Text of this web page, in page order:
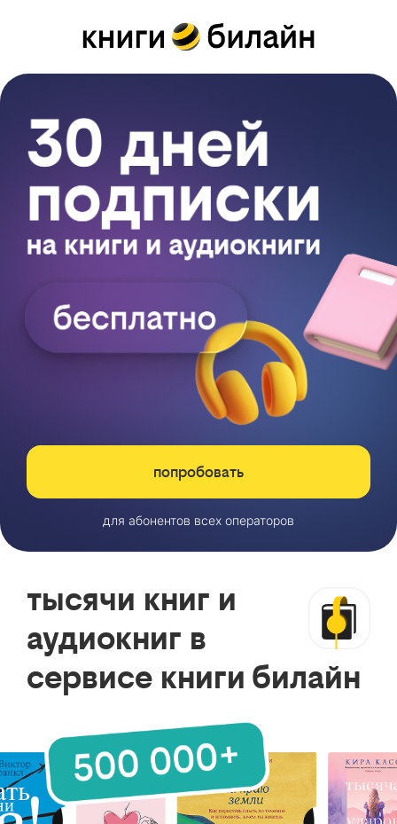
попробовать
для абонентов всех операторов
тысячи книг и
аудиокниг в
сервисе книги билайн